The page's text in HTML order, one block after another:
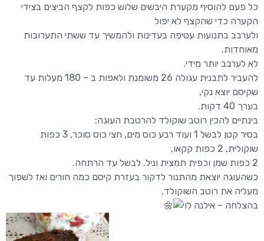
כל פעם להוסיף מקערת היבשים שלוש כפות לקצף הביצים בצידי
הקערה כדי שהקצף לא יפול
ולערבב בתנועות עטיפה בעדינות ולהמשיך עד ששתי התערובות
מאוחדות.
לא לערבב יותר מידי.
להעביר לתבנית עגולה 26 משומנת ולאפות ב – 180 מעלות עד
שקיסם יוצא נקי,
בערך 40 דקות.
בינתיים להכין רוטב שוקולד להרטבת העוגה:
בסיר קטן לבשל 1 ועוד רבע כוס מים, חצי כוס סוכר, 3 כפות
שוקולית, 2 כפות קקאו,
2 כפות שמן וכפית תמצית וניל. לבשל עד הרתחה.
כשהעוגה יוצאת מהתנור לדקור בעזרת קיסם כמה חורים ואז לשפוך
מעליה את רוטב השוקולד.
בהצלחה – אילנה לוי